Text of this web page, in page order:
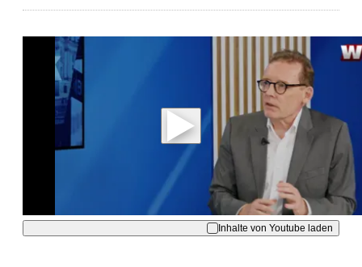
Mit der Wiedergabe dieses Videos werden
Daten an Youtube übertragen.
Hinweise dazu erhalten Sie in der Datenschutzerklärung
Akzeptieren
Inhalte von Youtube laden